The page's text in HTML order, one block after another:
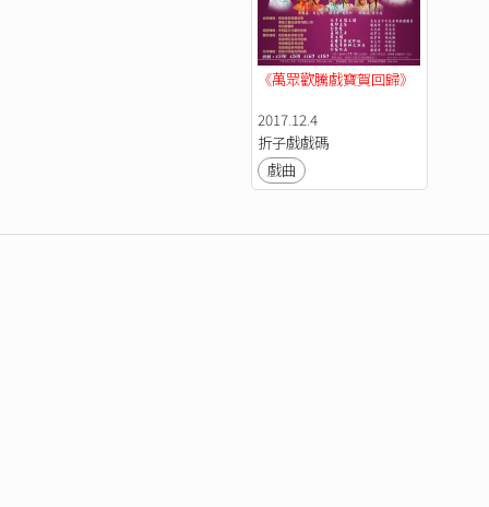
《萬眾歡騰戲寶賀回歸》
2017.12.4
折子戲戲碼
戲曲